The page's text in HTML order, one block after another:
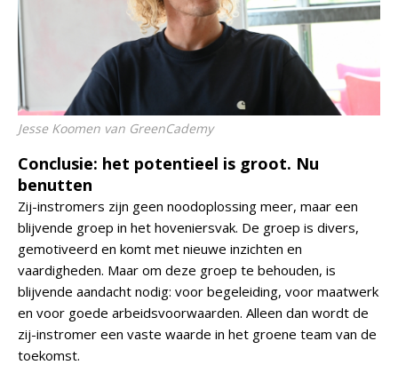
Jesse Koomen van GreenCademy
Conclusie: het potentieel is groot. Nu
benutten
Zij-instromers zijn geen noodoplossing meer, maar een
blijvende groep in het hoveniersvak. De groep is divers,
gemotiveerd en komt met nieuwe inzichten en
vaardigheden. Maar om deze groep te behouden, is
blijvende aandacht nodig: voor begeleiding, voor maatwerk
en voor goede arbeidsvoorwaarden. Alleen dan wordt de
zij-instromer een vaste waarde in het groene team van de
toekomst.